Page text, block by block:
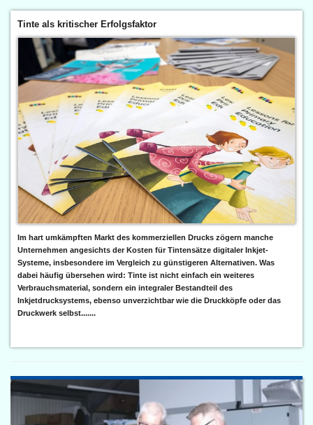
Tinte als kritischer Erfolgsfaktor
Im hart umkämpften Markt des kommerziellen Drucks zögern manche
Unternehmen angesichts der Kosten für Tintensätze digitaler Inkjet-
Systeme, insbesondere im Vergleich zu günstigeren Alternativen. Was
dabei häufig übersehen wird: Tinte ist nicht einfach ein weiteres
Verbrauchsmaterial, sondern ein integraler Bestandteil des
Inkjetdrucksystems, ebenso unverzichtbar wie die Druckköpfe oder das
Druckwerk selbst.......